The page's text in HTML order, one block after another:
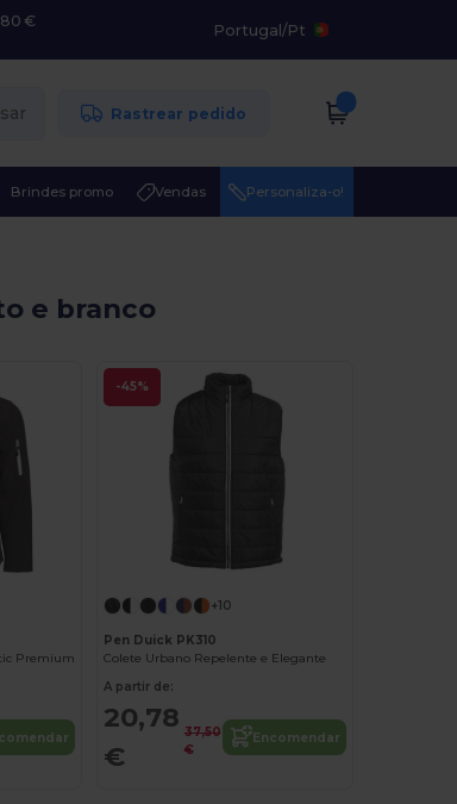
€
Portugal/Pt
Rastrear pedido
Brindes promo Vendas Personaliza-o!
e branco
Premium
-45%
+10
Pen Duick PK310
Colete Urbano Repelente e Elegante
A partir de:
20,78
€
37,50
€
Encomendar